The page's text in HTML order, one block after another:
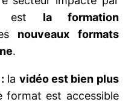
est la formation
nouveaux formats
.
la vidéo est bien plus
format est accessible